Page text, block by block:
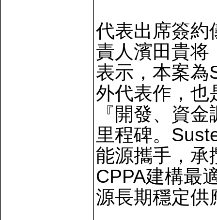
代表出席簽約
責人濱田貴将
表示，本案為
外代表作，也
『開發、資
里程碑。
能源攜手，承
CPPA建構最
源長期穩定供